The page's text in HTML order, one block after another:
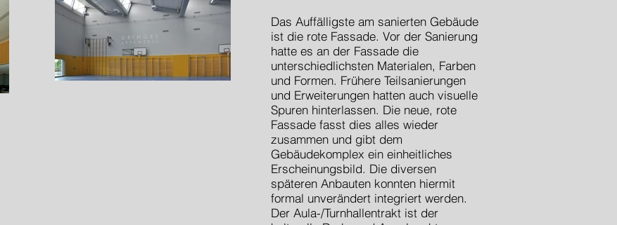
Das Auffälligste am sanierten Gebäude
ist die rote Fassade. Vor der Sanierung
hatte es an der Fassade die
unterschiedlichsten Materialen, Farben
und Formen. Frühere Teilsanierungen
und Erweiterungen hatten auch visuelle
Spuren hinterlassen. Die neue, rote
Fassade fasst dies alles wieder
zusammen und gibt dem
Gebäudekomplex ein einheitliches
Erscheinungsbild. Die diversen
späteren Anbauten konnten hiermit
formal unverändert integriert werden.
Der Aula-/Turnhallentrakt ist der